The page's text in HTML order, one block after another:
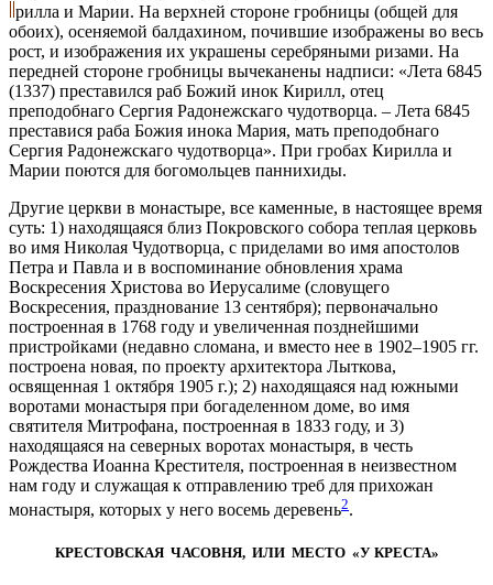
рилла и Марии. На верхней стороне гробницы (общей для
обоих), осеняемой балдахином, почившие изображены во весь
рост, и изображения их украшены серебряными ризами. На
передней стороне гробницы вычеканены надписи: «Лета 6845
(1337) преставился раб Божий инок Кирилл, отец
преподобнаго Сергия Радонежскаго чудотворца. – Лета 6845
преставися раба Божия инока Мария, мать преподобнаго
Сергия Радонежскаго чудотворца». При гробах Кирилла и
Марии поются для богомольцев паннихиды.
Другие церкви в монастыре, все каменные, в настоящее время
суть: 1) находящаяся близ Покровского собора теплая церковь
во имя Николая Чудотворца, с приделами во имя апостолов
Петра и Павла и в воспоминание обновления храма
Воскресения Христова во Иерусалиме (словущего
Воскресения, празднование 13 сентября); первоначально
построенная в 1768 году и увеличенная позднейшими
пристройками (недавно сломана, и вместо нее в 1902–1905 гг.
построена новая, по проекту архитектора Лыткова,
освященная 1 октября 1905 г.); 2) находящаяся над южными
воротами монастыря при богаделенном доме, во имя
святителя Митрофана, построенная в 1833 году, и 3)
находящаяся на северных воротах монастыря, в честь
Рождества Иоанна Крестителя, построенная в неизвестном
нам году и служащая к отправлению треб для прихожан
монастыря, которых у него восемь деревень2.
КРЕСТОВСКАЯ ЧАСОВНЯ, ИЛИ МЕСТО «У КРЕСТА»